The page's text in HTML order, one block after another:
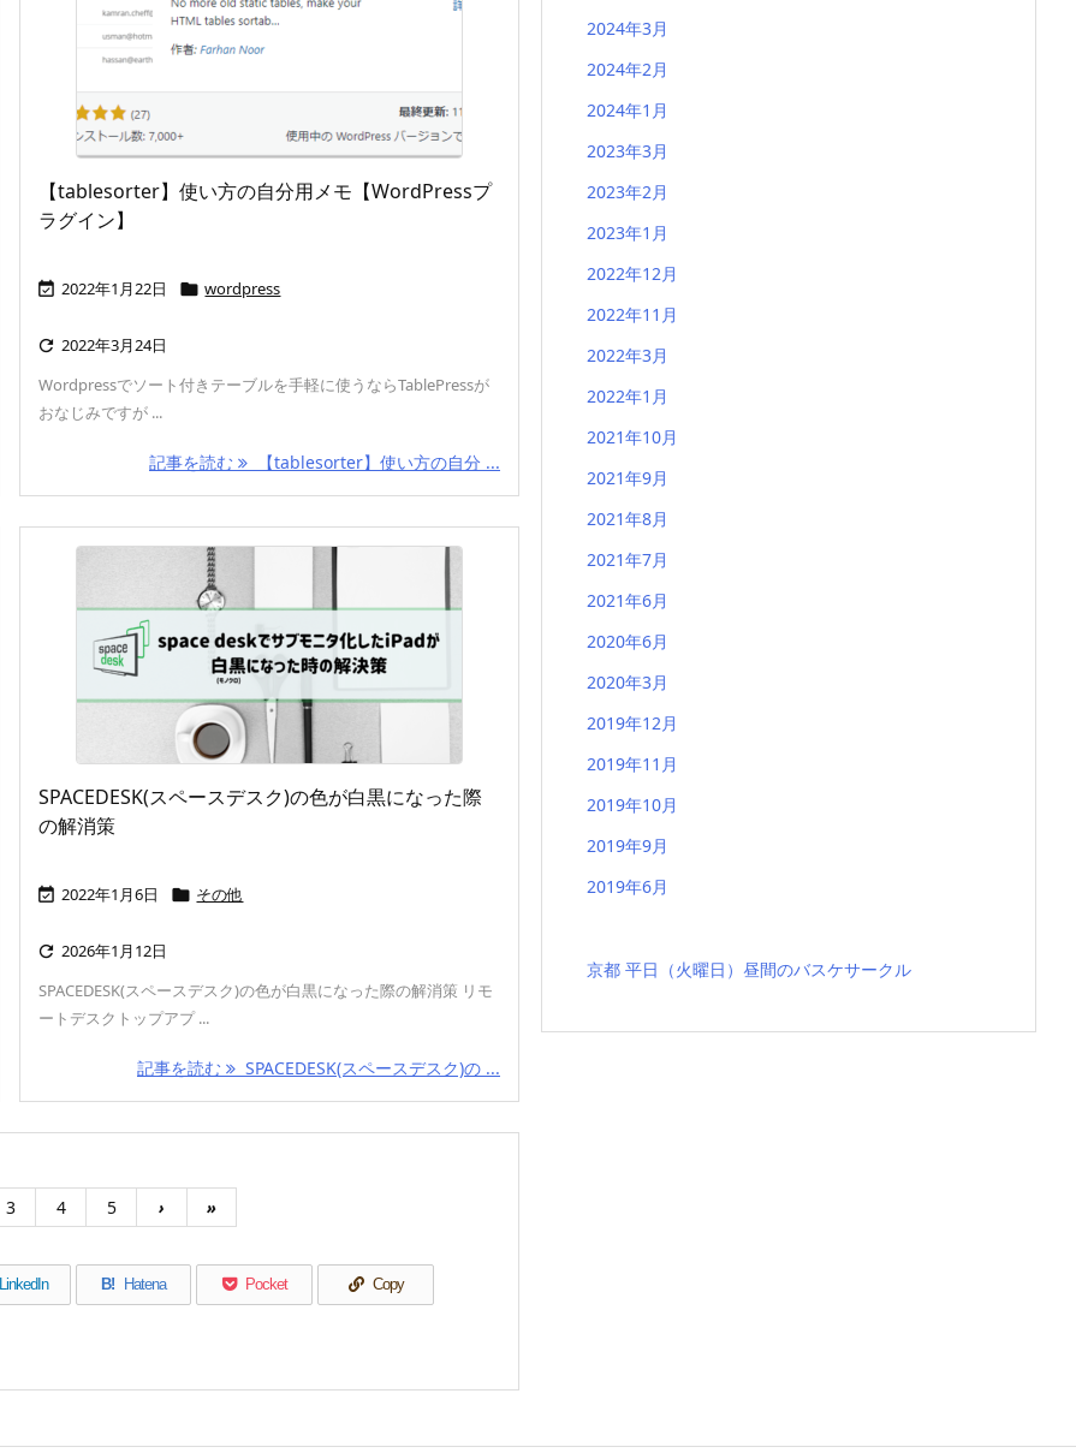
【tablesorter】使い方の自分用メモ【WordPressプ
ラグイン】
 2022年1月22日  wordpress
 2022年3月24日
Wordpressでソート付きテーブルを手軽に使うならTablePressが
おなじみですが ...
記事を読む 【tablesorter】使い方の自分 ...
SPACEDESK(スペースデスク)の色が白黒になった際
の解消策
 2022年1月6日  その他
 2026年1月12日
SPACEDESK(スペースデスク)の色が白黒になった際の解消策 リモ
ートデスクトップアプ ...
記事を読む SPACEDESK(スペースデスク)の ...
3 4 5 › »
LinkedIn B! Hatena Pocket Copy
2024年3月
2024年2月
2024年1月
2023年3月
2023年2月
2023年1月
2022年12月
2022年11月
2022年3月
2022年1月
2021年10月
2021年9月
2021年8月
2021年7月
2021年6月
2020年6月
2020年3月
2019年12月
2019年11月
2019年10月
2019年9月
2019年6月
京都 平日（火曜日）昼間のバスケサークル